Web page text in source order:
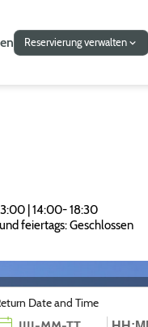
Reservierung verwalten
| 14:00- 18:30
feiertags: Geschlossen
Date and Time